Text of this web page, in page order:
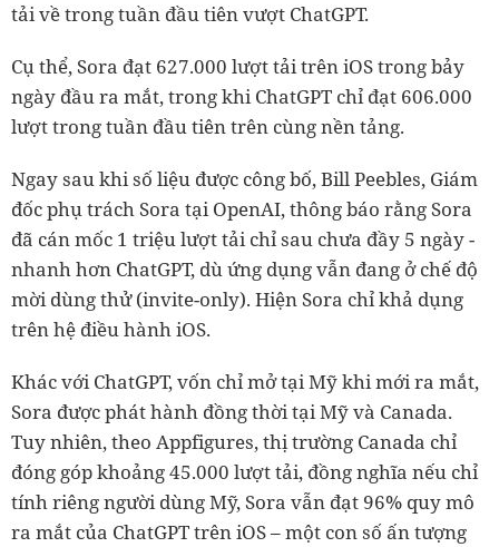
tải về trong tuần đầu tiên vượt ChatGPT.
Cụ thể, Sora đạt 627.000 lượt tải trên iOS trong bảy
ngày đầu ra mắt, trong khi ChatGPT chỉ đạt 606.000
lượt trong tuần đầu tiên trên cùng nền tảng.
Ngay sau khi số liệu được công bố, Bill Peebles, Giám
đốc phụ trách Sora tại OpenAI, thông báo rằng Sora
đã cán mốc 1 triệu lượt tải chỉ sau chưa đầy 5 ngày -
nhanh hơn ChatGPT, dù ứng dụng vẫn đang ở chế độ
mời dùng thử (invite-only). Hiện Sora chỉ khả dụng
trên hệ điều hành iOS.
Khác với ChatGPT, vốn chỉ mở tại Mỹ khi mới ra mắt,
Sora được phát hành đồng thời tại Mỹ và Canada.
Tuy nhiên, theo Appfigures, thị trường Canada chỉ
đóng góp khoảng 45.000 lượt tải, đồng nghĩa nếu chỉ
tính riêng người dùng Mỹ, Sora vẫn đạt 96% quy mô
ra mắt của ChatGPT trên iOS – một con số ấn tượng